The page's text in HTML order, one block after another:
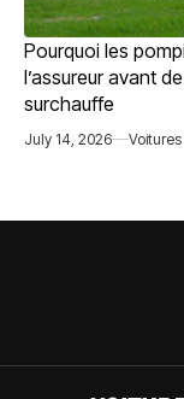
Pourquoi les
l’assureur avant
surchauffe
July 14, 2026